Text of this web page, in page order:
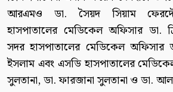
আরএমও ডা. সৈয়দ সিয়াম
হাসপাতালের মেডিকেল অফিসার ডা.
সদর হাসপাতালের মেডিকেল অফিসার
ইসলাম এবং এসডি হাসপাতালের
সুলতানা, ডা. ফারজানা সুলতানা ও ডা.